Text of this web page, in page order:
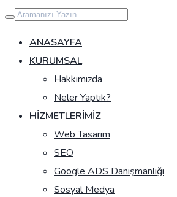
İçeriğe
geç
ANASAYFA
KURUMSAL
Hakkımızda
Neler Yaptık?
HIZMETLERIMIZ
Web Tasarım
SEO
Google ADS Danışmanlığı
Sosyal Medya